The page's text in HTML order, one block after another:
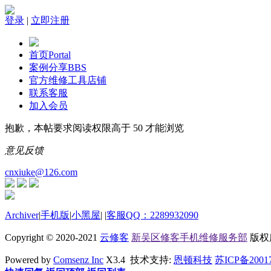
登录 | 立即注册
首页Portal
案例分享BBS
官方维修工具店铺
联系客服
加入会员
抱歉，本帖要求阅读权限高于 50 才能浏览
意见反馈
cnxiuke@126.com
Archiver|手机版|小黑屋| |客服QQ：2289932090
Copyright © 2020-2021 云修客 新吴区修客手机维修服务部 版权
Powered by Comsenz Inc X3.4 技术支持: 恩顿科技 苏ICP备